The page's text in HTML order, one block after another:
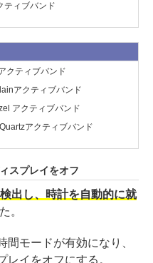
ティブバンド
クティブバンド
アクティブバンド
アクティブバンド
アクティブバンド
スプレイをオフ
出し、時計を自動的に就
。
モードが有効になり、
イをオフにする。